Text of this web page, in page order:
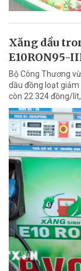
Xăng dầu
E10RON95-
Bộ Công Thương
dầu đồng loạt giảm
còn 22.324 đồng/